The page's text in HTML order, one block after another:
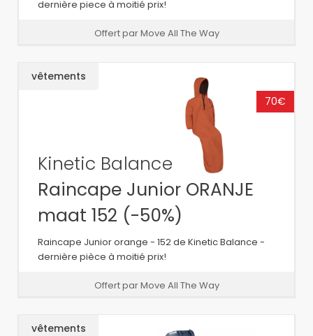
dernière piece à moitié prix!
Offert par Move All The Way
vêtements
70€
Kinetic Balance
Raincape Junior ORANJE
maat 152 (-50%)
Raincape Junior orange - 152 de Kinetic Balance -
dernière pièce à moitié prix!
Offert par Move All The Way
vêtements